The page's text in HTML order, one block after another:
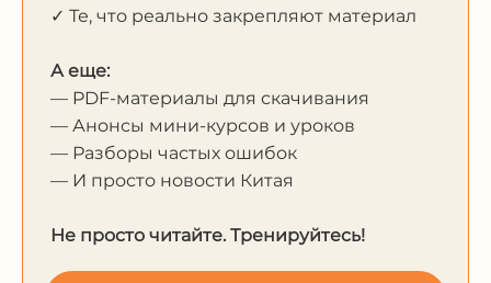
✓ Те, что реально закрепляют материал
А еще:
— PDF-материалы для скачивания
— Анонсы мини-курсов и уроков
— Разборы частых ошибок
— И просто новости Китая
Не просто читайте. Тренируйтесь!